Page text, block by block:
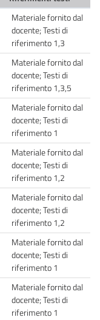
Materiale fornito dal
docente; Testi di
riferimento 1,3
Materiale fornito dal
docente; Testi di
riferimento 1,3,5
Materiale fornito dal
docente; Testi di
riferimento 1
Materiale fornito dal
docente; Testi di
riferimento 1,2
Materiale fornito dal
docente; Testi di
riferimento 1,2
Materiale fornito dal
docente; Testi di
riferimento 1
Materiale fornito dal
docente; Testi di
riferimento 1